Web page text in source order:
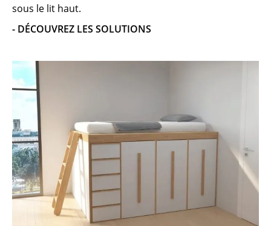
sous le lit haut.
- DÉCOUVREZ LES SOLUTIONS